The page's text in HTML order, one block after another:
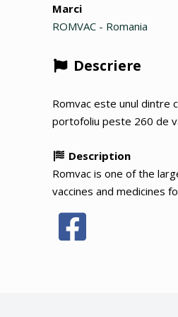
Marci
ROMVAC - Romania
Descriere
Romvac este unul dintre
portofoliu peste 260 de
Description
Romvac is one of the
vaccines and medicines